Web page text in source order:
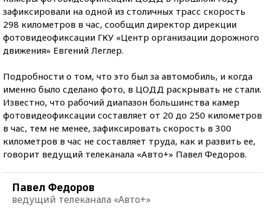
зафиксировали на одной из столичных трасс скорость
298 километров в час, сообщил директор дирекции
фотовидеофиксации ГКУ «Центр организации дорожного
движения» Евгений Леглер.
Подробности о том, что это был за автомобиль, и когда
именно было сделано фото, в ЦОДД раскрывать не стали.
Известно, что рабочий диапазон большинства камер
фотовидеофиксации составляет от 20 до 250 километров
в час, тем не менее, зафиксировать скорость в 300
километров в час не составляет труда, как и развить ее,
говорит ведущий телеканала «Авто+» Павел Федоров.
Павел Федоров
ведущий телеканала «Авто+»